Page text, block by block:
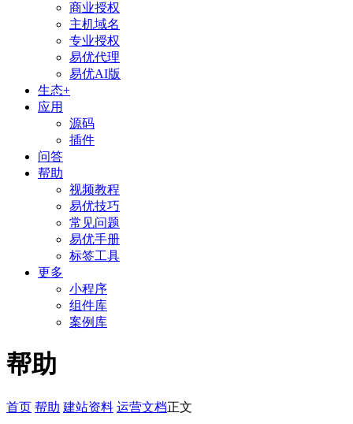
商业授权
主机域名
专业授权
易优代理
易优AI版
生态+
应用
源码
插件
问答
帮助
视频教程
易优技巧
常见问题
易优手册
标签工具
更多
小程序
组件库
案例库
帮助
首页 帮助 建站资料 运营文档正文